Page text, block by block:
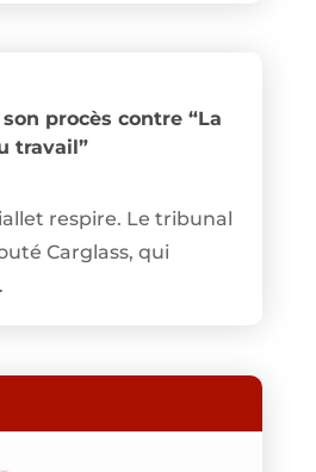
procès contre “La
travail”
respire. Le tribunal
Carglass, qui